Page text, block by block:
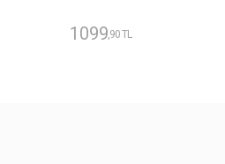
1099,90 TL